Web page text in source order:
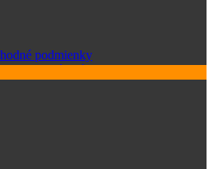
podmienky
osobných údajov